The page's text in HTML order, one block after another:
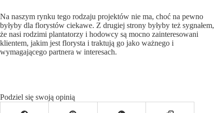
Na naszym rynku tego rodzaju projektów nie ma, choć na pewno
byłyby dla florystów ciekawe. Z drugiej strony byłyby też sygnałem,
że nasi rodzimi plantatorzy i hodowcy są mocno zainteresowani
klientem, jakim jest florysta i traktują go jako ważnego i
wymagającego partnera w interesach.
Podziel się swoją opinią